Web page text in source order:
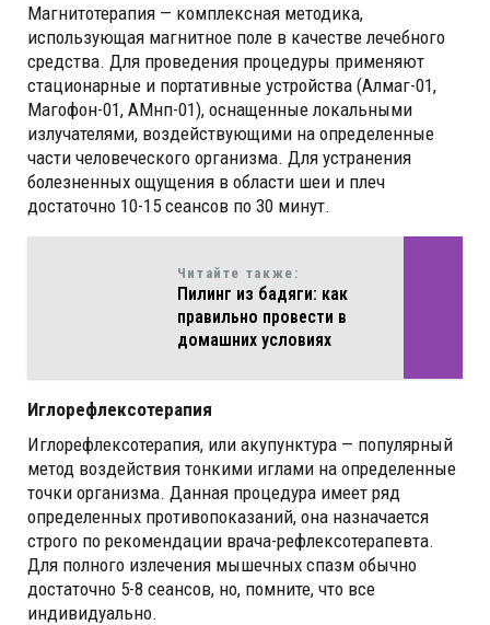
Магнитотерапия — комплексная методика,
использующая магнитное поле в качестве лечебного
средства. Для проведения процедуры применяют
стационарные и портативные устройства (Алмаг-01,
Магофон-01, АМнп-01), оснащенные локальными
излучателями, воздействующими на определенные
части человеческого организма. Для устранения
болезненных ощущения в области шеи и плеч
достаточно 10-15 сеансов по 30 минут.
Читайте также:
Пилинг из бадяги: как
правильно провести в
домашних условиях
Иглорефлексотерапия
Иглорефлексотерапия, или акупунктура — популярный
метод воздействия тонкими иглами на определенные
точки организма. Данная процедура имеет ряд
определенных противопоказаний, она назначается
строго по рекомендации врача-рефлексотерапевта.
Для полного излечения мышечных спазм обычно
достаточно 5-8 сеансов, но, помните, что все
индивидуально.